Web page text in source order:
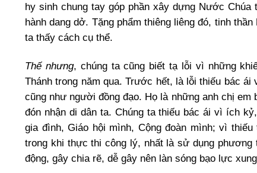
hy sinh chung tay góp phần xây dựng Nước
hành dang dở. Tặng phẩm thiêng liêng đó, tinh
ta thấy cách cụ thể.
Thế nhưng, chúng ta cũng biết tạ lỗi vì những
Thánh trong năm qua. Trước hết, là lỗi thiếu bác
cũng như người đồng đạo. Họ là những anh chị
đón nhận di dân ta. Chúng ta thiếu bác ái vì ích
gia đình, Giáo hội mình, Cộng đoàn mình; vì
trong khi thực thi công lý, nhất là sử dụng
động, gây chia rẽ, dễ gây nên làn sóng bạo lực